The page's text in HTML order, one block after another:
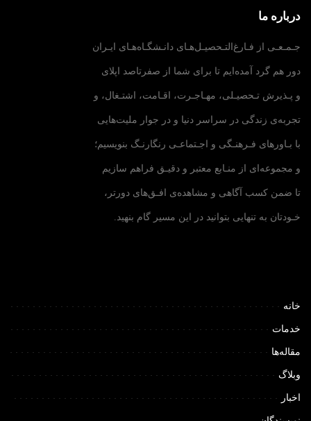
درباره ما
جـمـعـی از فـارغ‌التـحصیـل‌هـای دانـشگـاه‌هـای ایـران
دور هم گرد آمده‌ایم تا برای شما از صفرتاصد اپلای
و پـذیرش تـحصیـلی، مهـاجـرت، اقـامت، اشتـغال، و
تجربه‌ی زندگی در سراسر دنیا و در جوار ملیت‌هایی
با بـاورهای فـرهنـگی و اجـتماعـی رنگارنـگ بنویسیم؛
و مجموعه‌ای از منـابع معتبر و دقیـق فراهم سازیم
تا ضمن کسب آگاهی و مشاهده‌ی افـق‌های دورتر،
خـودتان به تنهایی بتوانید در این مسیر گام بنهید.
خانه
خدمات
مقاله‌ها
وبلاگ
اخبار